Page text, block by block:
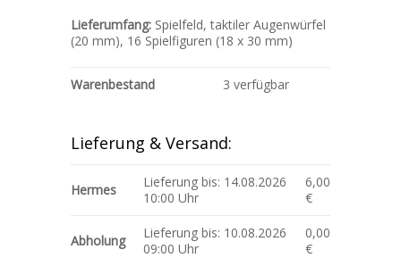
Lieferumfang: Spielfeld, taktiler Augenwürfel
(20 mm), 16 Spielfiguren (18 x 30 mm)
Warenbestand 3 verfügbar
Lieferung & Versand:
Hermes
Lieferung bis: 14.08.2026
10:00 Uhr
6,00
€
Abholung
Lieferung bis: 10.08.2026
09:00 Uhr
0,00
€